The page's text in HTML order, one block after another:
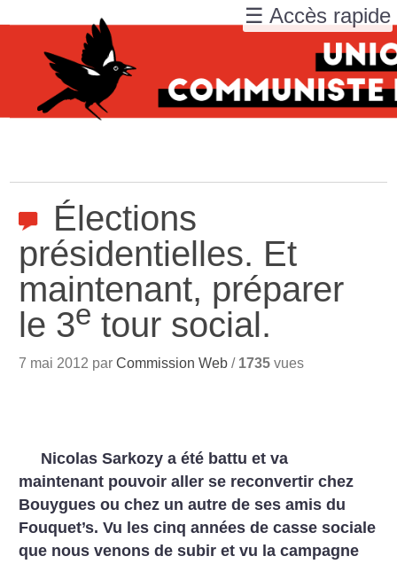
Élections
présidentielles. Et
maintenant, préparer
le 3e tour social.
7 mai 2012 parCommission Web / 1735 vues
Nicolas Sarkozy a été battu et va
maintenant pouvoir aller se reconvertir chez
Bouygues ou chez un autre de ses amis du
Fouquet’s. Vu les cinq années de casse sociale
que nous venons de subir et vu la campagne
☰ Accès rapide